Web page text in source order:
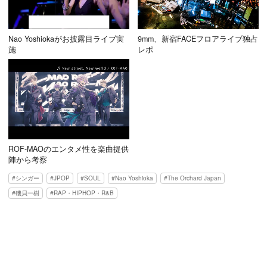
Nao Yoshiokaがお披露目ライブ実
施
9mm、新宿FACEフロアライブ独占
レポ
ROF-MAOのエンタメ性を楽曲提供
陣から考察
シンガー JPOP SOUL Nao Yoshioka
The Orchard Japan
磯貝一樹
RAP・HIPHOP・R&B